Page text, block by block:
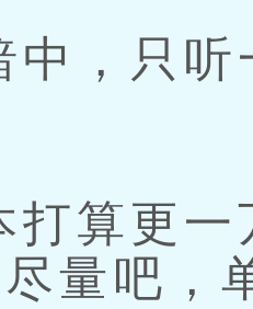
，只听
算更一
量吧，